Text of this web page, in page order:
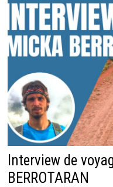
Interview de
BERROTARAN